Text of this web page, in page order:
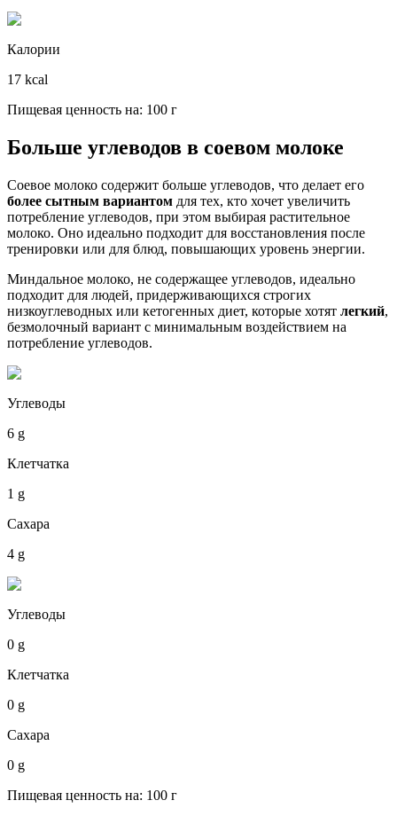
Калории
17 kcal
Пищевая ценность на: 100 г
Больше углеводов в соевом молоке
Соевое молоко содержит больше углеводов, что делает его
более сытным вариантом для тех, кто хочет увеличить
потребление углеводов, при этом выбирая растительное
молоко. Оно идеально подходит для восстановления после
тренировки или для блюд, повышающих уровень энергии.
Миндальное молоко, не содержащее углеводов, идеально
подходит для людей, придерживающихся строгих
низкоуглеводных или кетогенных диет, которые хотят легкий,
безмолочный вариант с минимальным воздействием на
потребление углеводов.
Углеводы
6 g
Клетчатка
1 g
Сахара
4 g
Углеводы
0 g
Клетчатка
0 g
Сахара
0 g
Пищевая ценность на: 100 г